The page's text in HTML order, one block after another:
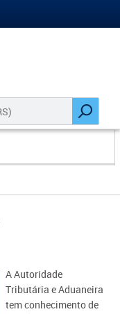
​​A Autoridade
Tributária e Aduaneira
tem conhecimento de